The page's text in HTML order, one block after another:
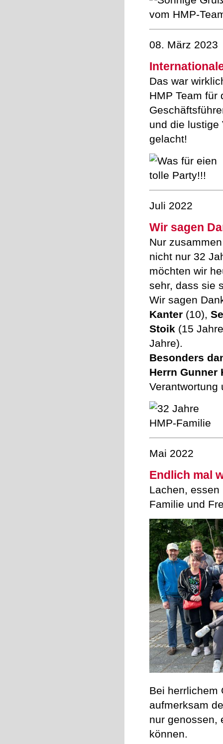
08. März 2023
Das war
HMP Team für
und die lustige
gelacht!
Juli 2022
Wir sagen
Nur
nicht nur 32
möchten wir
sehr, dass sie
Wir sagen
Kanter (10),
Stoik (15
Jahre).
Besonders
Herrn Gunner
Verantwortung
Mai 2022
Endlich mal
Lachen, essen
Familie und
Bei herrlichem
aufmerksam
nur genossen,
können.